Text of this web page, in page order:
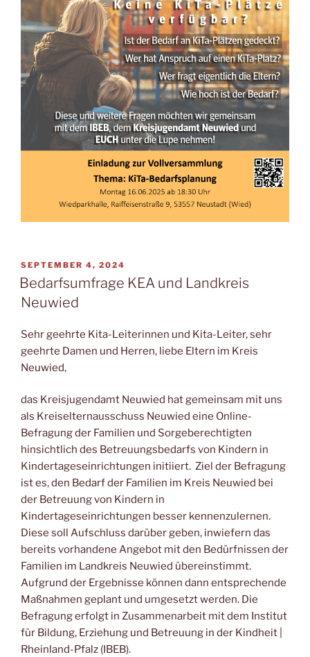
VERÖFFENTLICHT
AM
SEPTEMBER 4, 2024
Bedarfsumfrage KEA und Landkreis
Neuwied
Sehr geehrte Kita-Leiterinnen und Kita-Leiter, sehr
geehrte Damen und Herren, liebe Eltern im Kreis
Neuwied,
das Kreisjugendamt Neuwied hat gemeinsam mit uns
als Kreiselternausschuss Neuwied eine Online-
Befragung der Familien und Sorgeberechtigten
hinsichtlich des Betreuungsbedarfs von Kindern in
Kindertageseinrichtungen initiiert. Ziel der Befragung
ist es, den Bedarf der Familien im Kreis Neuwied bei
der Betreuung von Kindern in
Kindertageseinrichtungen besser kennenzulernen.
Diese soll Aufschluss darüber geben, inwiefern das
bereits vorhandene Angebot mit den Bedürfnissen der
Familien im Landkreis Neuwied übereinstimmt.
Aufgrund der Ergebnisse können dann entsprechende
Maßnahmen geplant und umgesetzt werden. Die
Befragung erfolgt in Zusammenarbeit mit dem Institut
für Bildung, Erziehung und Betreuung in der Kindheit |
Rheinland-Pfalz (IBEB).